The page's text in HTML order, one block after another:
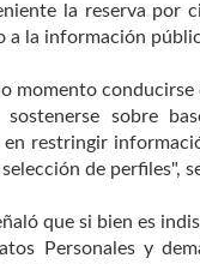
la reserva por
a la información
momento
sobre
restringir
de perfiles",
que si bien es
Personales y